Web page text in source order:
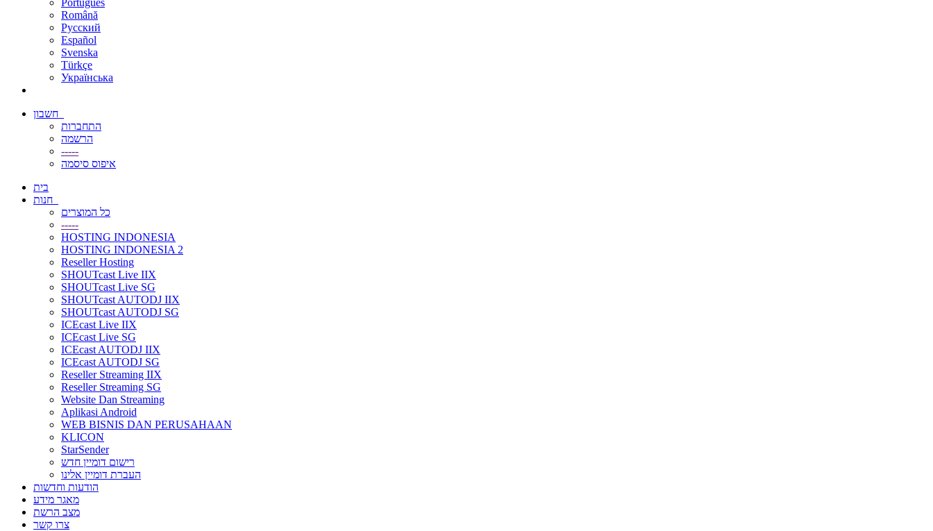
Português
Română
Русский
Español
Svenska
Türkçe
Українська
התחברות
הרשמה
-----
איפוס סיסמה
בית
כל המוצרים
-----
HOSTING INDONESIA
HOSTING INDONESIA 2
Reseller Hosting
SHOUTcast Live IIX
SHOUTcast Live SG
SHOUTcast AUTODJ IIX
SHOUTcast AUTODJ SG
ICEcast Live IIX
ICEcast Live SG
ICEcast AUTODJ IIX
ICEcast AUTODJ SG
Reseller Streaming IIX
Reseller Streaming SG
Website Dan Streaming
Aplikasi Android
WEB BISNIS DAN PERUSAHAAN
KLICON
StarSender
רישום דומיין חדש
העברת דומיין אלינו
הודעות וחדשות
מאגר מידע
מצב הרשת
צרו קשר